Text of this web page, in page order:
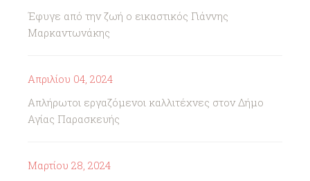
Έφυγε από την ζωή ο εικαστικός Γιάννης
Μαρκαντωνάκης
Απριλίου 04, 2024
Απλήρωτοι εργαζόμενοι καλλιτέχνες στον Δήμο
Αγίας Παρασκευής
Μαρτίου 28, 2024